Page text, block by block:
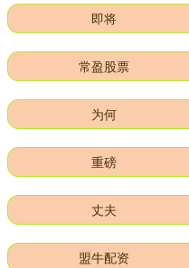
即将
常盈股票
为何
重磅
丈夫
盟牛配资